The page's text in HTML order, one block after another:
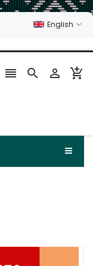
English
   